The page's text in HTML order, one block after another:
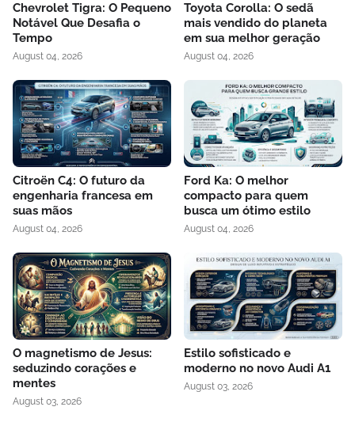
Chevrolet Tigra: O Pequeno
Notável Que Desafia o
Tempo
August 04, 2026
Toyota Corolla: O sedã
mais vendido do planeta
em sua melhor geração
August 04, 2026
Citroën C4: O futuro da
engenharia francesa em
suas mãos
August 04, 2026
Ford Ka: O melhor
compacto para quem
busca um ótimo estilo
August 04, 2026
O magnetismo de Jesus:
seduzindo corações e
mentes
August 03, 2026
Estilo sofisticado e
moderno no novo Audi A1
August 03, 2026